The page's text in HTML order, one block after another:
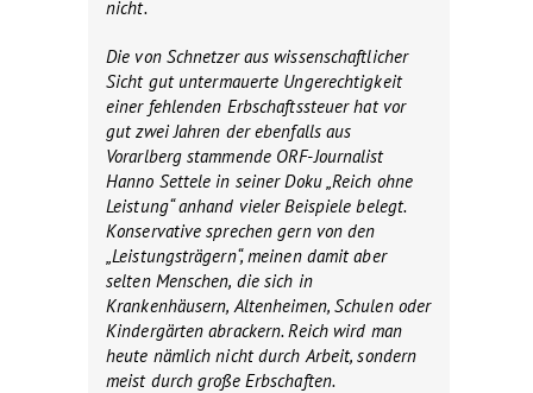
nicht.
Die von Schnetzer aus wissenschaftlicher
Sicht gut untermauerte Ungerechtigkeit
einer fehlenden Erbschaftssteuer hat vor
gut zwei Jahren der ebenfalls aus
Vorarlberg stammende ORF-Journalist
Hanno Settele in seiner Doku „Reich ohne
Leistung“ anhand vieler Beispiele belegt.
Konservative sprechen gern von den
„Leistungsträgern“, meinen damit aber
selten Menschen, die sich in
Krankenhäusern, Altenheimen, Schulen oder
Kindergärten abrackern. Reich wird man
heute nämlich nicht durch Arbeit, sondern
meist durch große Erbschaften.